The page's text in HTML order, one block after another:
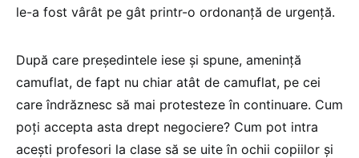
le-a fost vârât pe gât printr-o ordonanță de urgență.
După care președintele iese și spune, amenință
camuflat, de fapt nu chiar atât de camuflat, pe cei
care îndrăznesc să mai protesteze în continuare. Cum
poți accepta asta drept negociere? Cum pot intra
acești profesori la clase să se uite în ochii copiilor și